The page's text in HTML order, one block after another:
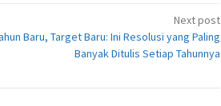
Next post
Baru, Target Baru: Ini Resolusi yang Paling
Banyak Ditulis Setiap Tahunnya